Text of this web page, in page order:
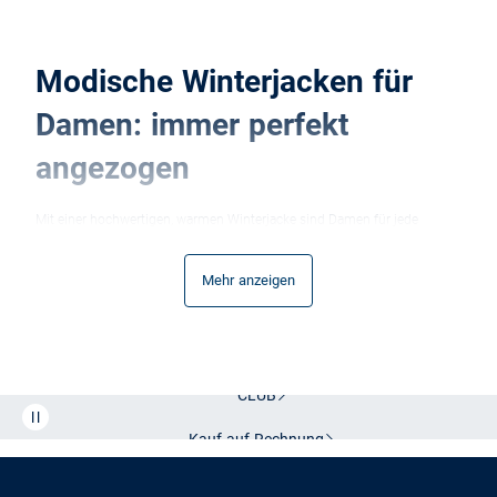
Modische Winterjacken für
Damen: immer perfekt
angezogen
Mit einer hochwertigen, warmen Winterjacke sind Damen für jede
wärmend geht dabei keineswegs mit Abstrichen in Sachen Stil einher:
Im Onlineshop von VAN GRAAF finden Sie hochwertige Winterjacken
Begleiter für kalte Wintertage geht. So gibt es Winterjacken für Damen
beispielsweise in unterschiedlichen Längen: hüftlang, halblang oder
Kürzere Modelle setzen die Beine schön in Szene und eignen sich
Mehr anzeigen
Kostenlose Lieferung und Retoure mit unserem Friends